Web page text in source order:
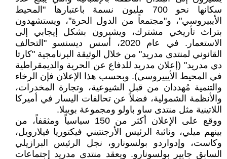
سكانها نحو 700 مليون نسمة باعتبارها "المحيط
الأيبيروسي"، و"مجتمعاً من الدول الحرة"، ويستشهدون
بتراث تأريخي مشترك، ويشيرون بشكل إيجابي إلى
الاستعمار. في عام 2020، أسس ديسنسو "التحالف
القانوني لمنتدى مدريد" من خلال الوثيقة البرنامجية "كارتا
دي مدريد" (إعلان مدريد للدفاع عن الحرية والديمقراطية
في المحيط الأيبيروسي). وبحسب هذا الإعلان فإن الرخاء
والتنمية مُهددان من قبل الشيوعية، وتجارة المخدرات،
والأنظمة الشمولية، فضلاً عن تحالفات اليسار في أميركا
اللاتينية مثل منتدى ساو باولو ومجموعة بويبلا.
ووقع على الإعلان أكثر من 150 سياسياً ومثقفاً، من
بينهم ميلي، ونائبة الرئيس الأرجنتيني فيكتوريا فيلارويل،
وكاست، وإدواردو بولسونارو، نجل الرئيس البرازيلي
السابق جايير بولسونارو. ويعقد منتدى مدريد إجتماعات